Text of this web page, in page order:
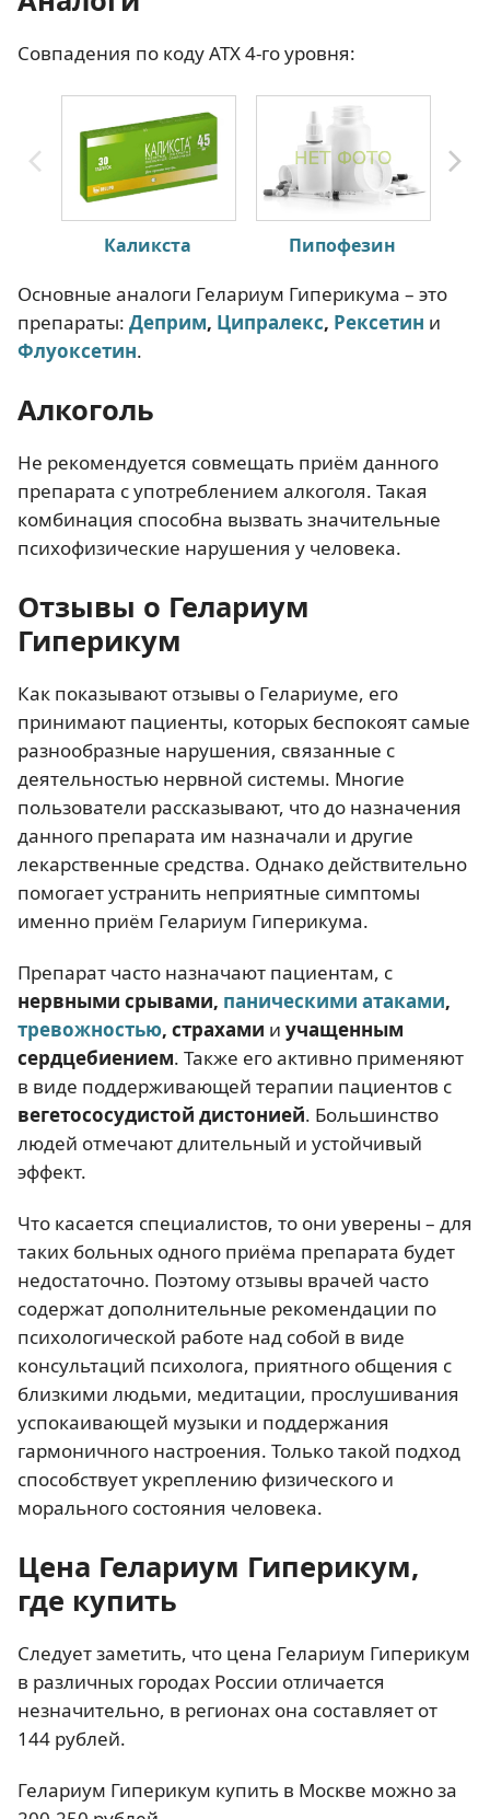
Совпадения по коду АТХ 4-го уровня:
Каликста Пипофезин
Основные аналоги Гелариум Гиперикума – это
препараты: Деприм, Ципралекс, Рексетин и
Флуоксетин.
Алкоголь
Не рекомендуется совмещать приём данного
препарата с употреблением алкоголя. Такая
комбинация способна вызвать значительные
психофизические нарушения у человека.
Отзывы о Гелариум
Гиперикум
Как показывают отзывы о Гелариуме, его
принимают пациенты, которых беспокоят самые
разнообразные нарушения, связанные с
деятельностью нервной системы. Многие
пользователи рассказывают, что до назначения
данного препарата им назначали и другие
лекарственные средства. Однако действительно
помогает устранить неприятные симптомы
именно приём Гелариум Гиперикума.
Препарат часто назначают пациентам, с
нервными срывами, паническими атаками,
тревожностью, страхами и учащенным
сердцебиением. Также его активно применяют
в виде поддерживающей терапии пациентов с
вегетососудистой дистонией. Большинство
людей отмечают длительный и устойчивый
эффект.
Что касается специалистов, то они уверены – для
таких больных одного приёма препарата будет
недостаточно. Поэтому отзывы врачей часто
содержат дополнительные рекомендации по
психологической работе над собой в виде
консультаций психолога, приятного общения с
близкими людьми, медитации, прослушивания
успокаивающей музыки и поддержания
гармоничного настроения. Только такой подход
способствует укреплению физического и
морального состояния человека.
Цена Гелариум Гиперикум,
где купить
Следует заметить, что цена Гелариум Гиперикум
в различных городах России отличается
незначительно, в регионах она составляет от
144 рублей.
Гелариум Гиперикум купить в Москве можно за